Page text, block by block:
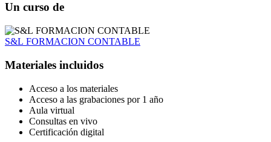
Un curso de
S&L FORMACION CONTABLE
Materiales incluidos
Acceso a los materiales
Acceso a las grabaciones por 1 año
Aula virtual
Consultas en vivo
Certificación digital